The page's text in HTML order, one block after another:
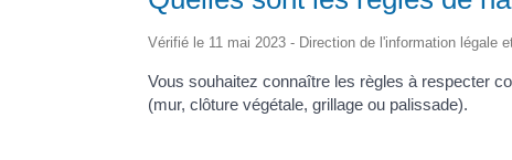
Vérifié le 11 mai 2023 - Direction de l'information légale
Vous souhaitez connaître les règles à respecter
(mur, clôture végétale, grillage ou palissade).